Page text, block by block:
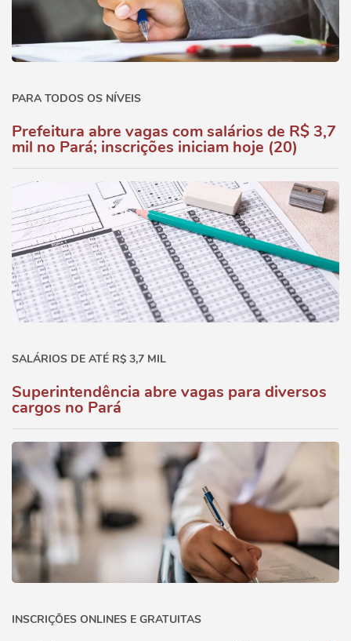
PARA TODOS OS NÍVEIS
Prefeitura abre vagas com salários de R$ 3,7
mil no Pará; inscrições iniciam hoje (20)
SALÁRIOS DE ATÉ R$ 3,7 MIL
Superintendência abre vagas para diversos
cargos no Pará
INSCRIÇÕES ONLINES E GRATUITAS